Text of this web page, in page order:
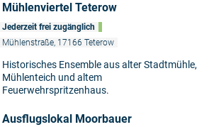
Mühlenviertel Teterow
Jederzeit frei zugänglich
Mühlenstraße, 17166 Teterow
Historisches Ensemble aus alter Stadtmühle,
Mühlenteich und altem
Feuerwehrspritzenhaus.
Ausflugslokal Moorbauer